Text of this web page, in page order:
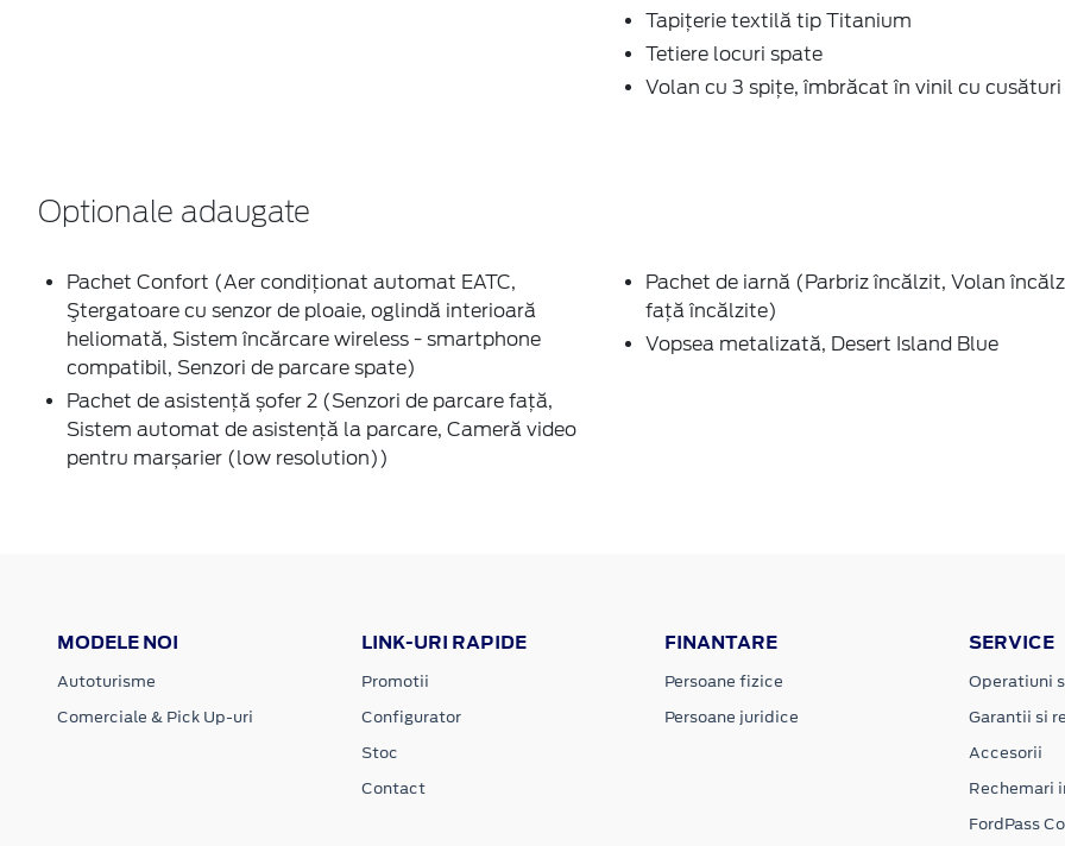
Tapiţerie textilă tip Titanium
Tetiere locuri spate
Volan cu 3 spițe, îmbrăcat în vinil cu cusături
Optionale adaugate
Pachet Confort (Aer condiţionat automat EATC,
Ştergatoare cu senzor de ploaie, oglindă interioară
heliomată, Sistem încărcare wireless - smartphone
compatibil, Senzori de parcare spate)
Pachet de asistență șofer 2 (Senzori de parcare faţă,
Sistem automat de asistență la parcare, Cameră video
pentru marșarier (low resolution))
Pachet de iarnă (Parbriz încălzit, Volan
faţă încălzite)
Vopsea metalizată, Desert Island Blue
MODELE NOI
Autoturisme
Comerciale & Pick Up-uri
LINK-URI RAPIDE
Promotii
Configurator
Stoc
Contact
FINANTARE
Persoane fizice
Persoane juridice
SERVICE
Operatiuni
Garantii si
Accesorii
Rechemari
FordPass